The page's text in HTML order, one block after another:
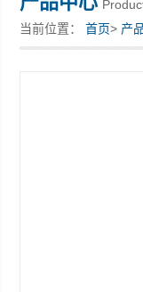
当前位置：首页> 产